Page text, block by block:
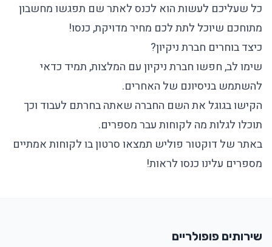
כל שעליכם לעשות הוא לכנס לאתר שם תפגשו מחשבון
מתוחכם שיוכל לתת לכם מחיר מדויקת, כנסו!
כיצד בוחרים חברת ניקיון?
שימו לב, חפשו חברת ניקיון עם המלצות, תמיד כדאי
להשתמש בניסיונם של האחרים.
הקישו בגוגל את השם החברה שאתה בחרתם לעבוד וכך
תוכלו לגלות מה לקוחות עבר מספרים.
באתר של דוקטור פוליש תמצאו סרטון בו לקוחות אמתיים
מספרים עלינו כנסו לראות!
שירותים פופולריים